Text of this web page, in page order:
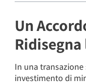
Un
In una
investimento di